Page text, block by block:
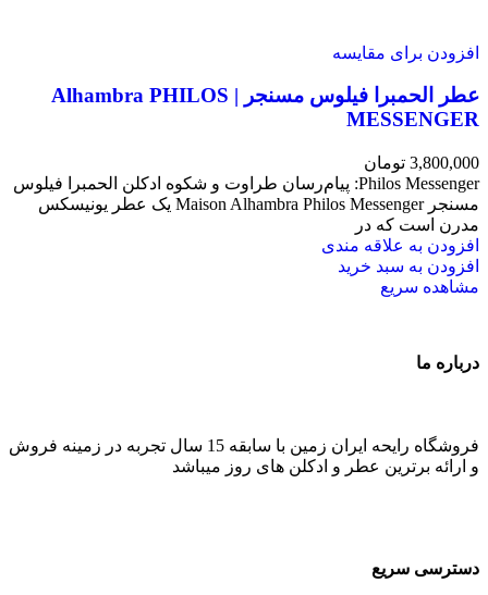
افزودن برای مقایسه
عطر الحمبرا فیلوس مسنجر | Alhambra PHILOS
MESSENGER
3,800,000 تومان
Philos Messenger: پیام‌رسان طراوت و شکوه ادکلن الحمبرا فیلوس
مسنجر Maison Alhambra Philos Messenger یک عطر یونیسکس
مدرن است که در
افزودن به علاقه مندی
افزودن به سبد خرید
مشاهده سریع
درباره ما
فروشگاه رایحه ایران زمین با سابقه 15 سال تجربه در زمینه فروش
و ارائه برترین عطر و ادکلن های روز میباشد
دسترسی سریع